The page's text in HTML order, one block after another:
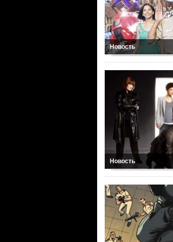
Новость
Новость